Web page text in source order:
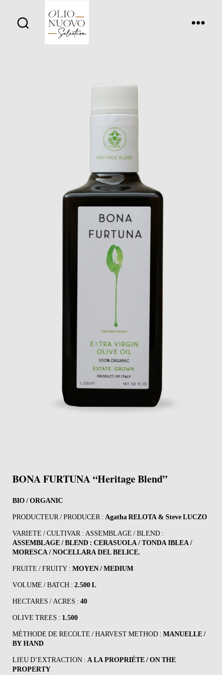
BONA FURTUNA “Heritage Blend”
BIO / ORGANIC
PRODUCTEUR / PRODUCER : Agatha RELOTA & Steve LUCZO
VARIETE / CULTIVAR : ASSEMBLAGE / BLEND :
ASSEMBLAGE / BLEND : CERASUOLA / TONDA IBLEA /
MORESCA / NOCELLARA DEL BELICE.
FRUITE / FRUITY : MOYEN / MEDIUM
VOLUME / BATCH : 2.500 L
HECTARES / ACRES : 40
OLIVE TREES : 1.500
MÉTHODE DE RECOLTE / HARVEST METHOD : MANUELLE /
BY HAND
LIEU D’EXTRACTION : A LA PROPRIÉTE / ON THE
PROPERTY